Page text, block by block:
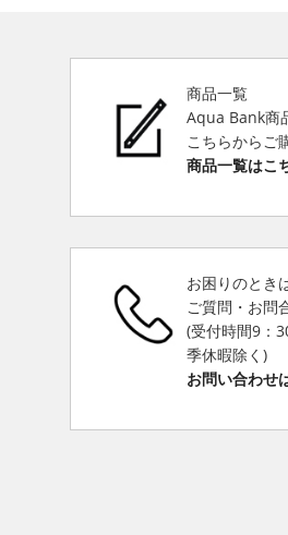
商品一覧
Aqua Bank商
こちらからご
商品一覧はこ
お困りのとき
ご質問・お問
(受付時間9：
季休暇除く)
お問い合わせ